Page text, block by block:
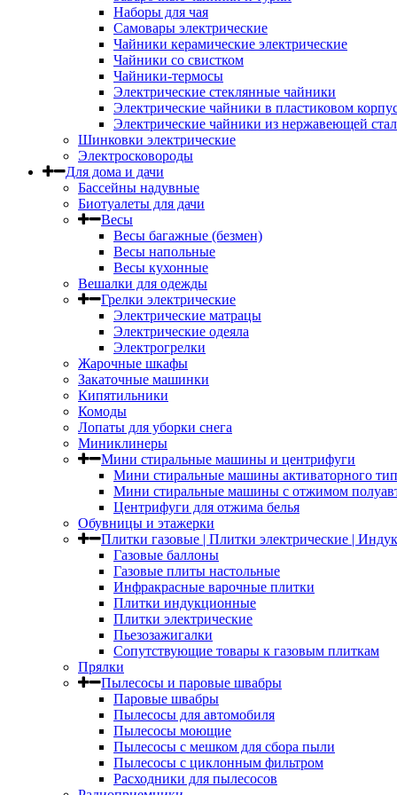
Наборы для чая
Самовары электрические
Чайники керамические электрические
Чайники со свистком
Чайники-термосы
Электрические стеклянные чайники
Электрические чайники в пластиковом
Электрические чайники из нержавеющей
Шинковки электрические
Электросковороды
Для дома и дачи
Бассейны надувные
Биотуалеты для дачи
Весы
Весы багажные (безмен)
Весы напольные
Весы кухонные
Вешалки для одежды
Грелки электрические
Электрические матрацы
Электрические одеяла
Электрогрелки
Жарочные шкафы
Закаточные машинки
Кипятильники
Комоды
Лопаты для уборки снега
Миниклинеры
Мини стиральные машины и центрифуги
Мини стиральные машины активаторного
Мини стиральные машины с отжимом
Центрифуги для отжима белья
Обувницы и этажерки
Плитки газовые | Плитки электрические |
Газовые баллоны
Газовые плиты настольные
Инфракрасные варочные плитки
Плитки индукционные
Плитки электрические
Пьезозажигалки
Сопутствующие товары к газовым плиткам
Прялки
Пылесосы и паровые швабры
Паровые швабры
Пылесосы для автомобиля
Пылесосы моющие
Пылесосы с мешком для сбора пыли
Пылесосы с циклонным фильтром
Расходники для пылесосов